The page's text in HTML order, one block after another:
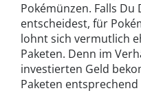
Pokémünzen. Falls
entscheidest, für
lohnt sich vermutlich
Paketen. Denn im
investierten Geld
Paketen